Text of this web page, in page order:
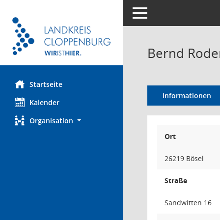
Startseite
Kalender
Organisation
Toggle navigation
Bernd
Informationen
Ort
26219 Bösel
Straße
Sandwitten 16